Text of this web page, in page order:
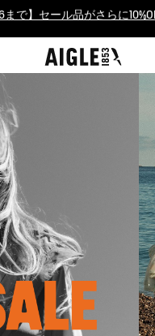
50%OFF】FINAL SALEがスタ
イン/会員登録で送料＆返品無
ポイントサービス終了のお
まで】セール品がさらに
】FINAL SALEがスタ
イン/会員登録で送料＆返品
ポイントサービス終了の